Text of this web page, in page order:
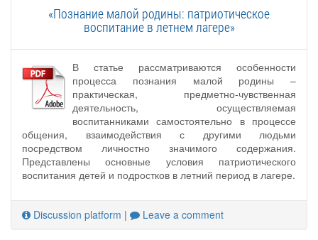
«Познание малой родины: патриотическое
воспитание в летнем лагере»
В статье рассматриваются особенности
процесса познания малой родины –
практическая, предметно-чувственная
деятельность, осуществляемая
воспитанниками самостоятельно в процессе
общения, взаимодействия с другими людьми
посредством личностно значимого содержания.
Представлены основные условия патриотического
воспитания детей и подростков в летний период в лагере.
Discussion platform | Leave a comment